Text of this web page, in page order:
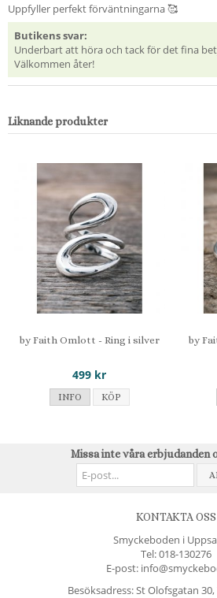
Uppfyller perfekt förväntningarna 🥰
Butikens svar:
Underbart att höra och tack för det fina
Välkommen åter!
Liknande produkter
by Faith Omlott - Ring i silver
499 kr
INFO KÖP
by
Missa inte våra erbjudanden
KONTAKTA OSS
Smyckeboden i
Tel:018-130276
E-post:
Besöksadress: St Olofsgatan